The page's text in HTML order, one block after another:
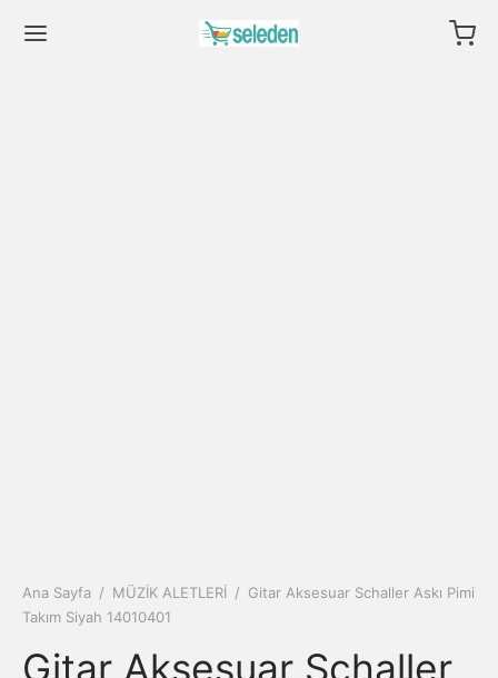
Ana Sayfa / MÜZİK ALETLERİ / Gitar Aksesuar Schaller Askı Pimi
Takım Siyah 14010401